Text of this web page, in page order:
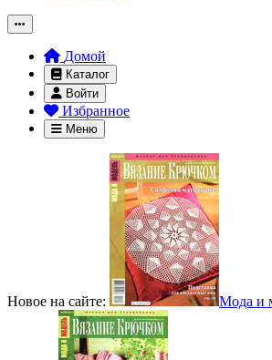
Домой
Каталог
Войти
Избранное
Меню
Новое на сайте: Мода и